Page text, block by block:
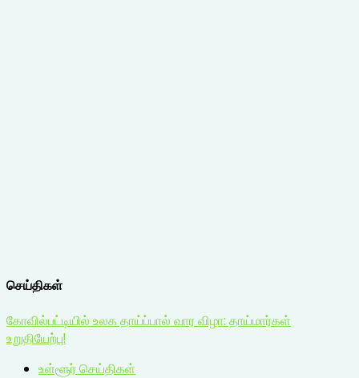
செய்திகள்
கோவில்பட்டியில் உலக தாய்ப்பால் வார விழா: தாய்மார்கள்
உறுதியேற்பு!
உள்ளூர் செய்திகள்